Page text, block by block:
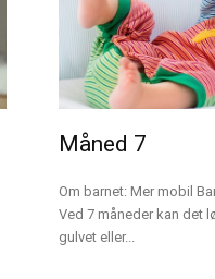
Måned 7
Om barnet: Mer mobil
Ved 7 måneder kan det
gulvet eller...